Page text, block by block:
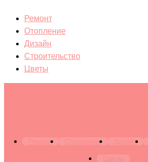
Ремонт
Отопление
Дизайн
Строительство
Цветы
Ремонт Отопление Дизайн